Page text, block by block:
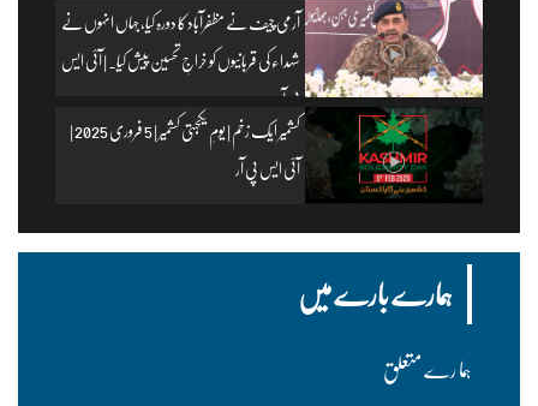
آرمی چیف نے مظفرآباد کا دورہ کیا، جہاں انہوں نے
شہداء کی قربانیوں کو خراجِ تحسین پیش کیا۔ | آئی ایس
پی آر
کشمیر ایک زخم | یومِ یکجہتی کشمیر | 5 فروری 2025 |
آئی ایس پی آر
ہمارے بارے میں
ہما رے متعلق